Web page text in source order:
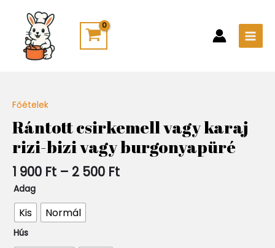
content
Főételek
Rántott csirkemell vagy karaj
rizi-bizi vagy burgonyapüré
1 900 Ft – 2 500 Ft
900 Ft
-
2
500 Ft
Adag
Kis Normál
Hús